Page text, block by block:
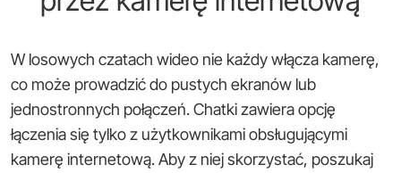
W losowych czatach wideo nie każdy włącza kamerę,
co może prowadzić do pustych ekranów lub
jednostronnych połączeń. Chatki zawiera opcję
łączenia się tylko z użytkownikami obsługującymi
kamerę internetową. Aby z niej skorzystać, poszukaj